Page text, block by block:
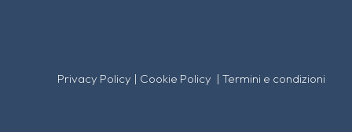
Privacy Policy | Cookie Policy |Termini e condizioni